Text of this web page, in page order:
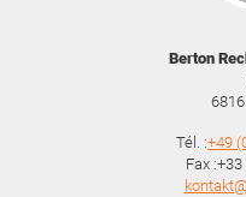
Berton
Tél. :+49
Fax